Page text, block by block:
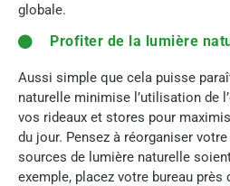
globale.
Profiter de la lumière
Aussi simple que cela puisse
naturelle minimise l’utilisation de
vos rideaux et stores pour
du jour. Pensez à réorganiser
sources de lumière naturelle
exemple, placez votre bureau près